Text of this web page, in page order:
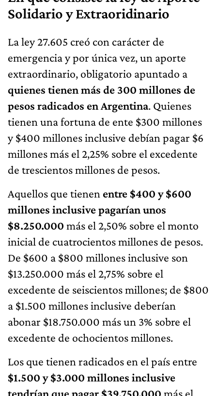
Solidario y Extraoridinario
La ley 27.605 creó con carácter de
emergencia y por única vez, un aporte
extraordinario, obligatorio apuntado a
quienes tienen más de 300 millones de
pesos radicados en Argentina. Quienes
tienen una fortuna de ente $300 millones
y $400 millones inclusive debían pagar $6
millones más el 2,25% sobre el excedente
de trescientos millones de pesos.
Aquellos que tienen entre $400 y $600
millones inclusive pagarían unos
$8.250.000 más el 2,50% sobre el monto
inicial de cuatrocientos millones de pesos.
De $600 a $800 millones inclusive son
$13.250.000 más el 2,75% sobre el
excedente de seiscientos millones; de $800
a $1.500 millones inclusive deberían
abonar $18.750.000 más un 3% sobre el
excedente de ochocientos millones.
Los que tienen radicados en el país entre
$1.500 y $3.000 millones inclusive